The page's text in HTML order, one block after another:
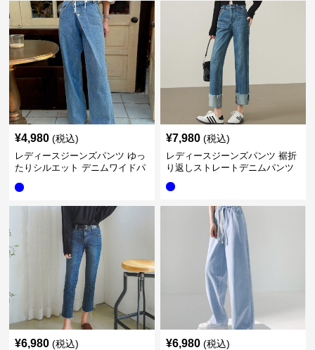
¥4,980 (税込)
レディースジーンズパンツ ゆっ
たりシルエット デニムワイドパ
¥7,980 (税込)
レディースジーンズパンツ 裾折
り返しストレートデニムパンツ
¥6,980 (税込) ¥6,980 (税込)